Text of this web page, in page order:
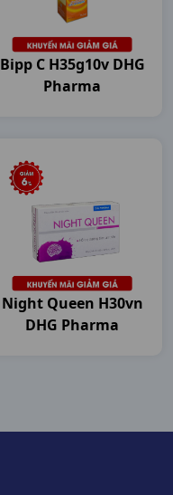
Bipp C H35g10v DHG
Pharma
Night Queen H30vn
DHG Pharma